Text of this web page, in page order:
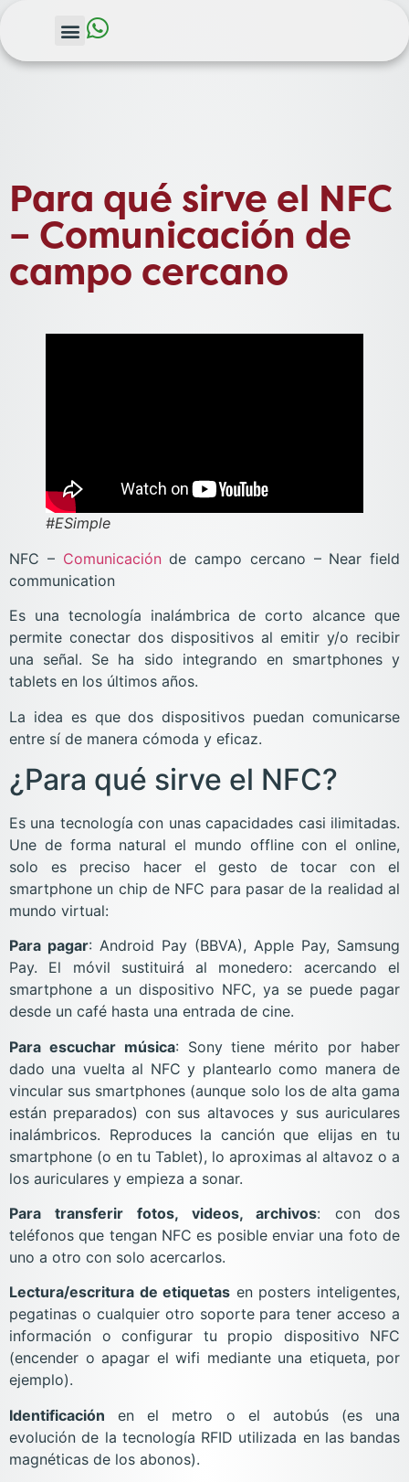
Para qué sirve el NFC
– Comunicación de
campo cercano
#ESimple
NFC – Comunicaciónde campo cercano – Near field
communication
Es una tecnología inalámbrica de corto alcance que
permite conectar dos dispositivos al emitir y/o recibir
una señal. Se ha sido integrando en smartphones y
tablets en los últimos años.
La idea es que dos dispositivos puedan comunicarse
entre sí de manera cómoda y eficaz.
¿Para qué sirve el NFC?
Es una tecnología con unas capacidades casi ilimitadas.
Une de forma natural el mundo offline con el online,
solo es preciso hacer el gesto de tocar con el
smartphone un chip de NFC para pasar de la realidad al
mundo virtual:
Para pagar: Android Pay (BBVA), Apple Pay, Samsung
Pay. El móvil sustituirá al monedero: acercando el
smartphone a un dispositivo NFC, ya se puede pagar
desde un café hasta una entrada de cine.
Para escuchar música: Sony tiene mérito por haber
dado una vuelta al NFC y plantearlo como manera de
vincular sus smartphones (aunque solo los de alta gama
están preparados) con sus altavoces y sus auriculares
inalámbricos. Reproduces la canción que elijas en tu
smartphone (o en tu Tablet), lo aproximas al altavoz o a
los auriculares y empieza a sonar.
Para transferir
fotos, videos, archivos: con dos
teléfonos que tengan NFC es posible enviar una foto de
uno a otro con solo acercarlos.
Lectura/escritura de etiquetas en posters inteligentes,
pegatinas o cualquier otro soporte para tener acceso a
información o configurar tu propio dispositivo NFC
(encender o apagar el wifi mediante una etiqueta, por
ejemplo).
Identificación en el metro o el autobús (es una
evolución de la tecnología RFID utilizada en las bandas
magnéticas de los abonos).